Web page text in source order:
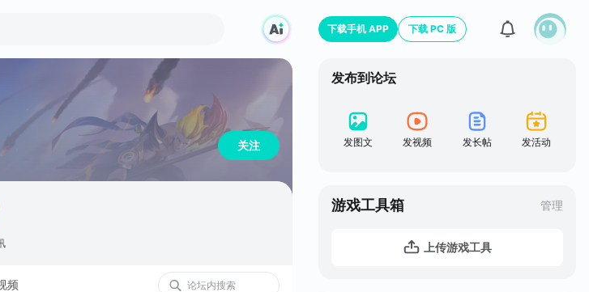
关注
频
下载手机 APP 下载 PC 版
发布到论坛
发图文 发视频 发长帖 发活动
游戏工具箱 管理
上传游戏工具